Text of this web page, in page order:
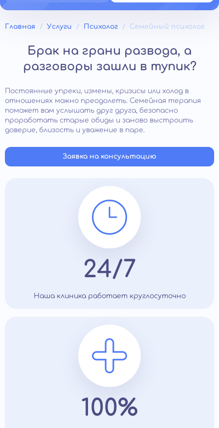
Главная Услуги Психолог Семейный психолог
Брак на грани развода, а
разговоры зашли в тупик?
Постоянные упреки, измены, кризисы или холод в
отношениях можно преодолеть. Семейная терапия
поможет вам услышать друг друга, безопасно
проработать старые обиды и заново выстроить
доверие, близость и уважение в паре.
Заявка на консультацию
24/7
Наша клиника работает круглосуточно
100%